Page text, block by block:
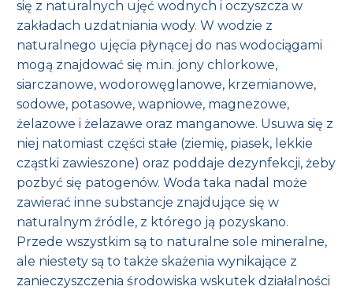
się z naturalnych ujęć wodnych i oczyszcza w
zakładach uzdatniania wody. W wodzie z
naturalnego ujęcia płynącej do nas wodociągami
mogą znajdować się m.in. jony chlorkowe,
siarczanowe, wodorowęglanowe, krzemianowe,
sodowe, potasowe, wapniowe, magnezowe,
żelazowe i żelazawe oraz manganowe. Usuwa się z
niej natomiast części stałe (ziemię, piasek, lekkie
cząstki zawieszone) oraz poddaje dezynfekcji, żeby
pozbyć się patogenów. Woda taka nadal może
zawierać inne substancje znajdujące się w
naturalnym źródle, z którego ją pozyskano.
Przede wszystkim są to naturalne sole mineralne,
ale niestety są to także skażenia wynikające z
zanieczyszczenia środowiska wskutek działalności